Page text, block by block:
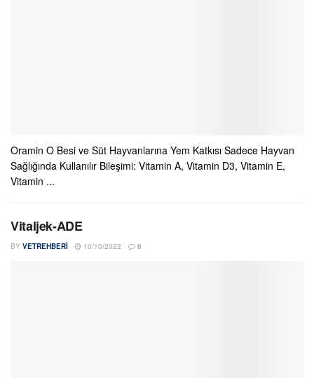
Oramin O Besi ve Süt Hayvanlarına Yem Katkısı Sadece Hayvan
Sağlığında Kullanılır Bileşimi: Vitamin A, Vitamin D3, Vitamin E,
Vitamin ...
Vitaljek-ADE
BY VETREHBERI 10/10/2022 0